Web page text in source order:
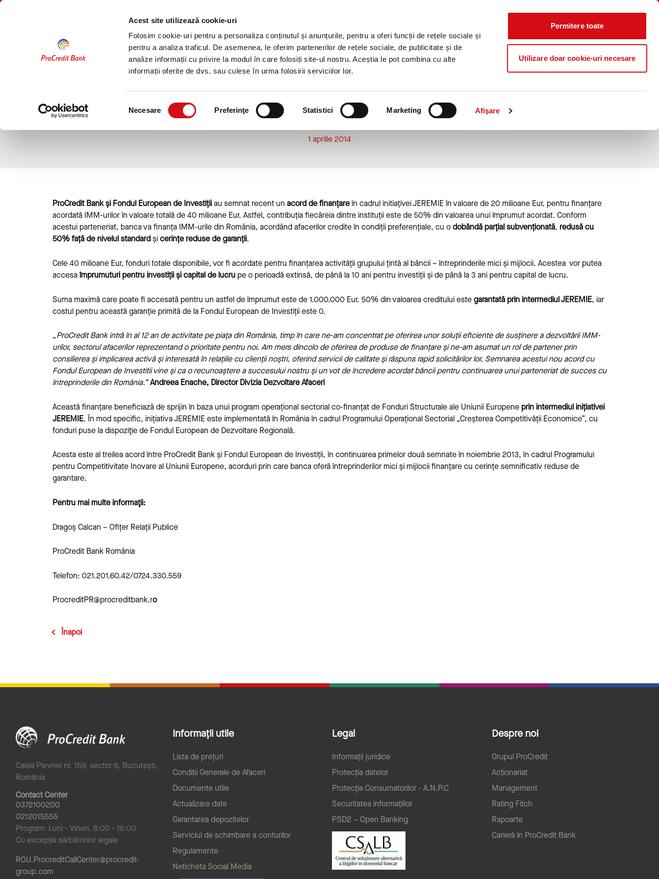
Acest site utilizează cookie-uri
Folosim cookie-uri pentru a personaliza conținutul și anunțurile, pentru a oferi funcții de rețele sociale și
pentru a analiza traficul. De asemenea, le oferim partenerilor de rețele sociale, de publicitate și de
analize informații cu privire la modul în care folosiți site-ul nostru. Aceștia le pot combina cu alte
informații oferite de dvs. sau culese în urma folosirii serviciilor lor.
consimțământului
Necesare Preferinţe Statistici Marketing Afişare
Permitere toate
Utilizare doar cookie-uri necesare
Sari
Economisire Banking Digital
ProB@nking Plus
Credite cu dobanda redusa pentru IMM-uri in valoare totala de 40 milioane Eur in
cadrul initiativei JEREMIE prin noul acord semnat de ProCredit Bank si Fondul
European de Investitii
1 aprilie 2014
ProCredit Bank și Fondul European de Investițiiau semnat recent un acord definanțareîn cadrul initiațivei JEREMIE în valoare de 20 milioane Eur, pentru finanțare
acordată IMM-urilor în valoare totală de 40 milioane Eur. Astfel, contribuția fiecăreia dintre instituții este de 50% din valoarea unui împrumut acordat. Conform
acestui parteneriat, banca va finanța IMM-urile din România, acordând afacerilor credite în condiții preferențiale, cu odobândă parțial subvenționată, redusă cu
50% față de nivelul standardșicerințe reduse de garanții.
Cele 40 milioane Eur, fonduri totale disponibile, vor fi acordate pentru finanțarea activității grupului țintă al băncii – întreprinderile mici și mijlocii. Acestea vor putea
accesaîmprumuturi pentru investiții și capital de lucru pe o perioadă extinsă, de până la 10 ani pentru investiții și de până la 3 ani pentru capital de lucru.
Suma maximă care poate fi accesată pentru un astfel de împrumut este de 1.000.000 Eur. 50% din valoarea creditului estegarantată prin intermediul JEREMIE, iar
costul pentru această garanție primită de la Fondul European de Investiții este 0.
„ProCredit Bank intră în al 12 an de activitate pe piața din România, timp în care ne-am concentrat pe oferirea unor soluții eficiente de susținere a dezvoltării IMM-
urilor, sectorul afacerilor reprezentand o prioritate pentru noi. Am mers dincolo de oferirea de produse de finanțare și ne-am asumat un rol de partener prin
consilierea și implicarea activă și interesată în relațiile cu clienții noștri, oferind servicii de calitate și răspuns rapid solicitărilor lor. Semnarea acestui nou acord cu
Fondul European de Investitii vine și ca o recunoaștere a succesului nostru și un vot de încredere acordat băncii pentru continuarea unui parteneriat de succes cu
întreprinderile din România.”Andreea Enache, Director Divizia Dezvoltare Afaceri
Această finanțare beneficiază de sprijin în baza unui program operațional sectorial co-finanțat de Fonduri Structurale ale Uniunii Europene prin intermediul inițiativei
JEREMIE. În mod specific, inițiativa JEREMIE este implementată în România în cadrul Programului Operațional Sectorial „Creșterea Competitivății Economice”, cu
fonduri puse la dispoziţie de Fondul European de Dezvoltare Regională.
Acesta este al treilea acord între ProCredit Bank și Fondul European de Investiții, în continuarea primelor două semnate în noiembrie 2013, în cadrul Programului
pentru Competitivitate Inovare al Uniunii Europene, acorduri prin care banca oferă întreprinderilor mici și mijlocii finanțare cu cerințe semnificativ reduse de
garantare.
Pentru mai multe informaţii:
Dragoș Calcan – Ofițer Relații Publice
ProCredit Bank România
Telefon: 021.201.60.42/0724.330.559
ProcreditPR@procreditbank.ro
Înapoi
Calea Plevnei nr. 159, sector 6, București,
România
Contact Center
0372100200
0212015555
Program: Luni - Vineri, 8:00 - 18:00
Cu excepția sărbătorilor legale
ROU.ProcreditCallCenter@procredit-
group.com
Informații utile
Lista de prețuri
Condiții Generale de Afaceri
Documente utile
Actualizare date
Garantarea depozitelor
Serviciul de schimbare a conturilor
Regulamente
Neticheta Social Media
Legal
Informații juridice
Protecția datelor
Protecţia Consumatorilor - A.N.P.C
Securitatea informațiilor
PSD2 – Open Banking
Despre noi
Grupul ProCredit
Acționariat
Management
Rating Fitch
Rapoarte
Carieră în ProCredit Bank